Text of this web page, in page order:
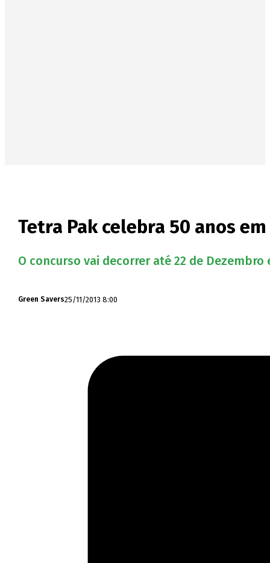
Tetra Pak celebra 50 anos
O concurso vai decorrer até 22 de
Green Savers25/11/2013 8:00